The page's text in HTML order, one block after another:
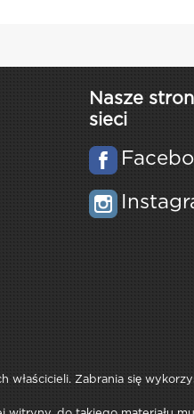
Nasze
sieci
Zabrania się